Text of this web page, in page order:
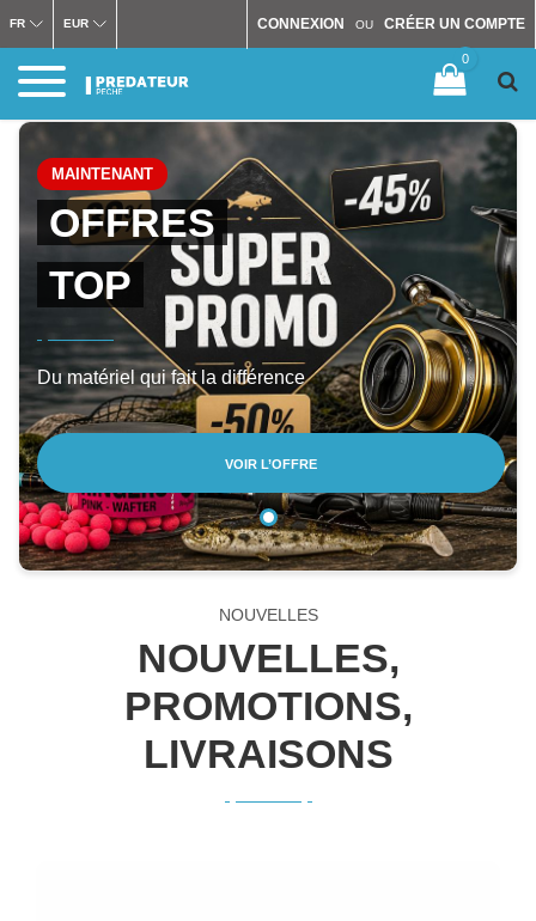
CONNEXION OU CRÉER UN COMPTE
FR EUR
0
MAINTENANT
OFFRES
TOP
Du matériel qui fait la différence
VOIR L’OFFRE
NOUVELLES
NOUVELLES,
PROMOTIONS,
LIVRAISONS